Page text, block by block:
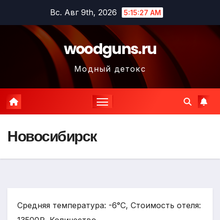
содержимому
Вс. Авг 9th, 2026 5:15:28 AM
woodguns.ru
Модный детокс
Новосибирск
Средняя температура: -6°C, Стоимость отеля: